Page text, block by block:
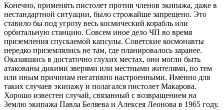
Конечно, применять пистолет против членов экипажа, даже в
нестандартной ситуации, было строжайше запрещено. Это
ставило бы под угрозу весь космический корабль или
орбитальную станцию. Совсем иное дело ЧП во время
приземления спускаемой капсулы. Советские космонавты
нередко приземлялись не там, где планировалось заранее.
Оказавшись в достаточно глухих местах, они могли быть
атакованы дикими зверями или местными жителями, по тем
или иным причинам негативно настроенными. Именно для
таких случаев экипажу и полагался пистолет Макарова.
Хорошо известен случай, связанный с возвращением на
Землю экипажа Павла Беляева и Алексея Леонова в 1965 году.